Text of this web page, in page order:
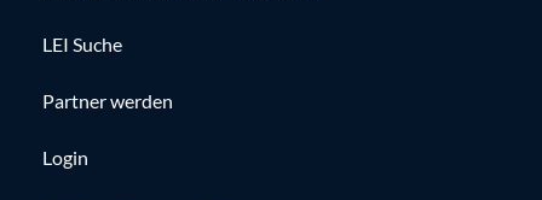
LEI Suche
Partner werden
Login